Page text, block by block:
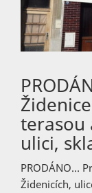
terasou
ulici,
PRODÁNO…
Židenicích,